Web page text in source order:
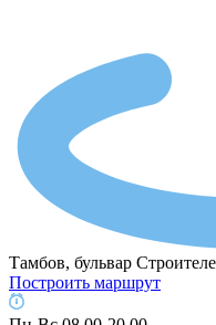
Тамбов, бульвар
Построить маршрут